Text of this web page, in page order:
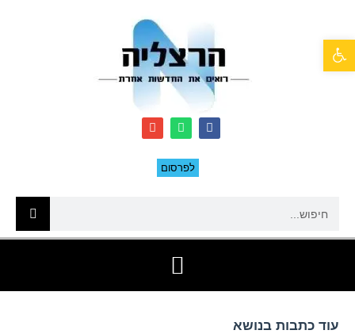
לפרסום
עוד כתבות בנושא
פתח סרגל נגישות